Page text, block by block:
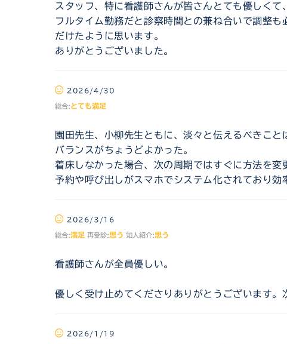
スタッフ、特に看護師さんが皆さんとても優しくて
フルタイム勤務だと診察時間との兼ね合いで調整
だけたように思います。
ありがとうございました。
2026/4/30
総合:とても満足
園田先生、小柳先生ともに、淡々と伝えるべきこ
バランスがちょうどよかった。
着床しなかった場合、次の周期ではすぐに方法を変
予約や呼び出しがスマホでシステム化されており効
2026/3/16
総合:満足 再受診:思う 知人紹介:思う
看護師さんが全員優しい。
優しく受け止めてくださりありがとうございます。
2026/1/19